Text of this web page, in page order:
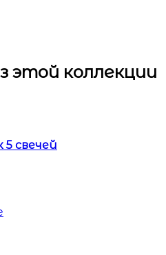
этой коллекции
5 свечей